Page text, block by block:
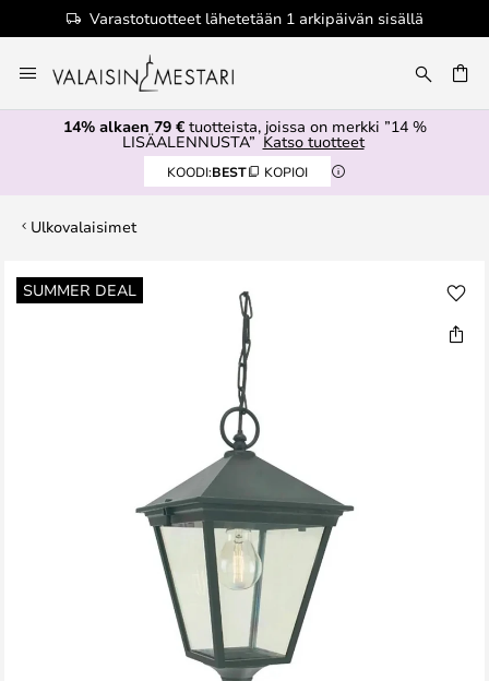
Varastotuotteet lähetetään 1 arkipäivän sisällä
to
Content
14% alkaen 79 €tuotteista, joissa on merkki ”14 %
LISÄALENNUSTA” Katso tuotteet
KOODI:BEST KOPIOI
Ulkovalaisimet
SUMMER DEAL
Skip
to